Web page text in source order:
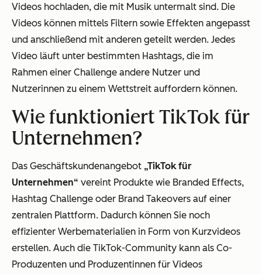
Videos hochladen, die mit Musik untermalt sind. Die
Videos können mittels Filtern sowie Effekten angepasst
und anschließend mit anderen geteilt werden. Jedes
Video läuft unter bestimmten Hashtags, die im
Rahmen einer Challenge andere Nutzer und
Nutzerinnen zu einem Wettstreit auffordern können.
Wie funktioniert TikTok für
Unternehmen?
Das Geschäftskundenangebot „TikTok für
Unternehmen“ vereint Produkte wie Branded Effects,
Hashtag Challenge oder Brand Takeovers auf einer
zentralen Plattform. Dadurch können Sie noch
effizienter Werbematerialien in Form von Kurzvideos
erstellen. Auch die TikTok-Community kann als Co-
Produzenten und Produzentinnen für Videos